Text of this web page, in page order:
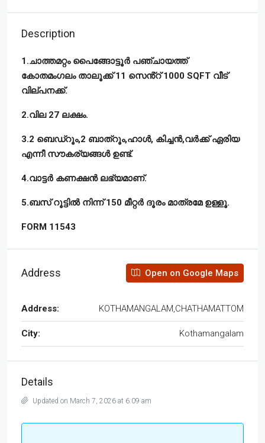
Description
1.ചാത്തമറ്റം പൈങ്ങോട്ടൂർ പഞ്ചായത്ത്
കോതമംഗലം താലൂക്ക് 11 സെൻ്റ് 1000 SQFT വീട്
വില്പനക്ക്.
2.വില 27 ലക്ഷം.
3.2 ബെഡ്റൂം,2 ബാത്റൂം,ഹാൾ, കിച്ചൻ,വർക്ക് ഏരിയ
എന്നീ സൗകര്യങ്ങൾ ഉണ്ട്.
4.വാട്ടർ കണക്ഷൻ ലഭ്യമാണ്.
5.ബസ് റൂട്ടിൽ നിന്ന് 150 മീറ്റർ ദൂരം മാത്രമേ ഉള്ളൂ.
FORM 11543
Address Open on Google Maps
Address: KOTHAMANGALAM,CHATHAMATTOM
City: Kothamangalam
Details
Updated on March 7, 2026 at 6:09 am